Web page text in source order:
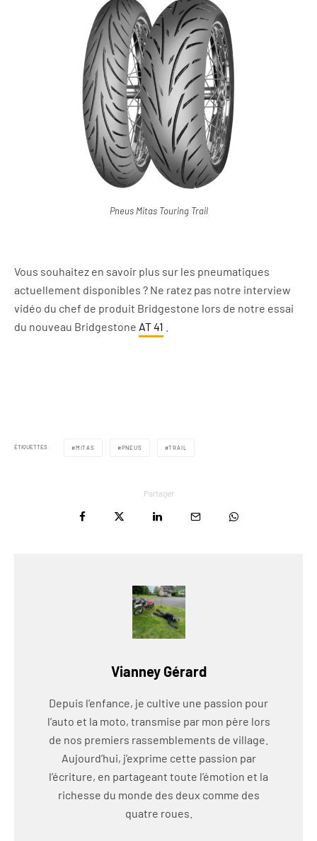
Pneus Mitas Touring Trail
Vous souhaitez en savoir plus sur les pneumatiques
actuellement disponibles ? Ne ratez pas notre interview
vidéo du chef de produit Bridgestone lors de notre essai
du nouveau Bridgestone AT 41
ÉTIQUETTES MITAS PNEUS TRAIL
Partager
Vianney Gérard
Depuis l’enfance, je cultive une passion pour
l’auto et la moto, transmise par mon père lors
de nos premiers rassemblements de village.
Aujourd’hui, j’exprime cette passion par
l’écriture, en partageant toute l’émotion et la
richesse du monde des deux comme des
quatre roues.